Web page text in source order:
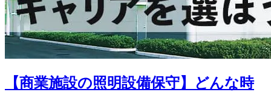
【商業施設の照明設備保守】どんな時